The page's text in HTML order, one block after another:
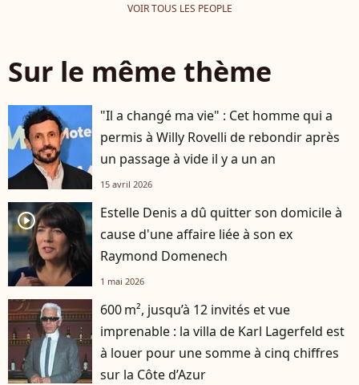
VOIR TOUS LES PEOPLE
Sur le même thème
"Il a changé ma vie" : Cet homme qui a
permis à Willy Rovelli de rebondir après
un passage à vide il y a un an
15 avril 2026
player2
Estelle Denis a dû quitter son domicile à
cause d'une affaire liée à son ex
Raymond Domenech
1 mai 2026
600 m², jusqu’à 12 invités et vue
imprenable : la villa de Karl Lagerfeld est
à louer pour une somme à cinq chiffres
sur la Côte d’Azur